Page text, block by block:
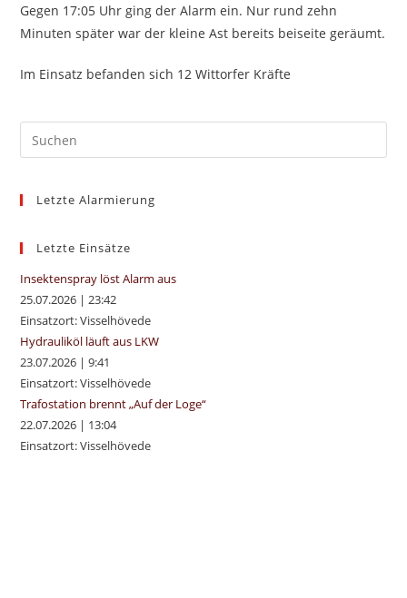
Gegen 17:05 Uhr ging der Alarm ein. Nur rund zehn
Minuten später war der kleine Ast bereits beiseite geräumt.
Im Einsatz befanden sich 12 Wittorfer Kräfte
Letzte Alarmierung
Letzte Einsätze
Insektenspray löst Alarm aus
25.07.2026 |23:42
Einsatzort: Visselhövede
Hydrauliköl läuft aus LKW
23.07.2026 |9:41
Einsatzort: Visselhövede
Trafostation brennt „Auf der Loge“
22.07.2026 | 13:04
Einsatzort: Visselhövede